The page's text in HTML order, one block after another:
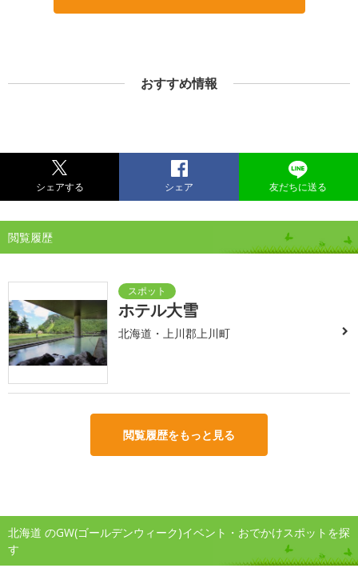
おすすめ情報
シェアする シェア 友だちに送る
閲覧履歴
ホテル大雪
北海道・上川郡上川町
閲覧履歴をもっと見る
北海道 のGW(ゴールデンウィーク)イベント・おでかけスポットを探
す